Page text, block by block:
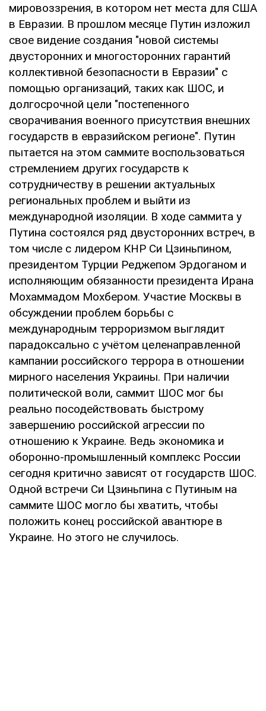
мировоззрения, в котором нет места для США
в Евразии. В прошлом месяце Путин изложил
свое видение создания "новой системы
двусторонних и многосторонних гарантий
коллективной безопасности в Евразии" с
помощью организаций, таких как ШОС, и
долгосрочной цели "постепенного
сворачивания военного присутствия внешних
государств в евразийском регионе". Путин
пытается на этом саммите воспользоваться
стремлением других государств к
сотрудничеству в решении актуальных
региональных проблем и выйти из
международной изоляции. В ходе саммита у
Путина состоялся ряд двусторонних встреч, в
том числе с лидером КНР Си Цзиньпином,
президентом Турции Реджепом Эрдоганом и
исполняющим обязанности президента Ирана
Мохаммадом Мохбером. Участие Москвы в
обсуждении проблем борьбы с
международным терроризмом выглядит
парадоксально с учётом целенаправленной
кампании российского террора в отношении
мирного населения Украины. При наличии
политической воли, саммит ШОС мог бы
реально посодействовать быстрому
завершению российской агрессии по
отношению к Украине. Ведь экономика и
оборонно-промышленный комплекс России
сегодня критично зависят от государств ШОС.
Одной встречи Си Цзиньпина с Путиным на
саммите ШОС могло бы хватить, чтобы
положить конец российской авантюре в
Украине. Но этого не случилось.